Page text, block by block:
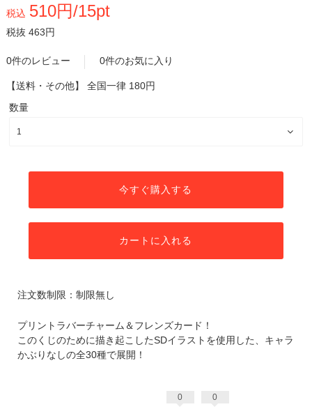
税込 510円/15pt
税抜 463円
0件のレビュー 0件のお気に入り
【送料・その他】 全国一律 180円
数量
今すぐ購入する
カートに入れる
注文数制限：制限無し
プリントラバーチャーム＆フレンズカード！
このくじのために描き起こしたSDイラストを使用した、キャラ
かぶりなしの全30種で展開！
0 0